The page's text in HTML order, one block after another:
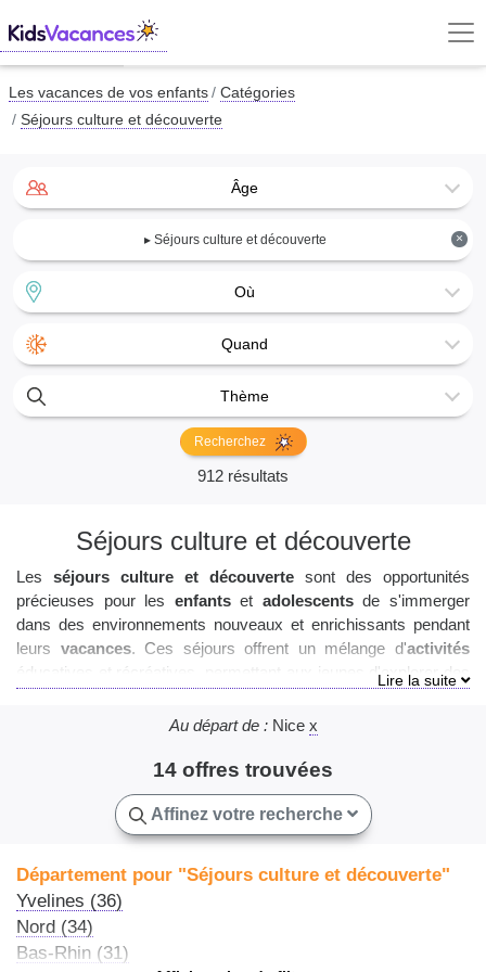
Les vacances de vos enfants
Catégories
Séjours culture et découverte
Âge
×
▸ Séjours culture et découverte
Où
Quand
Thème
Recherchez
912 résultats
Séjours culture et découverte
Les séjours culture et découverte sont des opportunités
précieuses pour les enfantset adolescentsde s'immerger
dans des environnements nouveaux et enrichissants pendant
leurs vacances. Ces séjours offrent un mélange d'activités
éducatives et récréatives, permettant aux jeunes d'explorer des
travers la visite de musées, la participation à des ateliers
sont conçus pour éveiller la curiosité et stimuler l'apprentissage.
L'encadrement de qualité est un élément essentiel de ces
programmes, garantissant lasécuritéet le bien-être des
participants. Ce type de séjour est une occasion unique pour les
jeunes d'élargir leurs horizons, de développer de nouvelles
compétences et de créer des souvenirs durables. Les parents
peuvent être assurés que leurs enfants sont entre de bonnes
mains et profitent d'un environnement sûr et encadré, propice à
leur épanouissement personnel.
14 offres trouvées
Au départ de : Nice x
Affinez votre recherche
Département pour "Séjours culture et découverte"
Yvelines (36)
Nord (34)
Bas-Rhin (31)